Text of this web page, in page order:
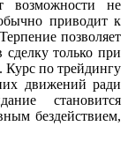
возможности не
приводит к
позволяет
только при
Курс по трейдингу
движений ради
становится
бездействием,